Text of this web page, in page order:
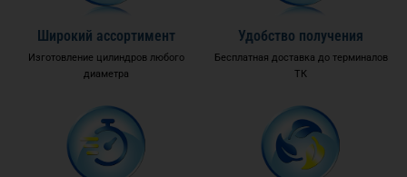
Широкий ассортимент
Изготовление цилиндров любого
диаметра
Удобство получения
Бесплатная доставка до терминалов
ТК